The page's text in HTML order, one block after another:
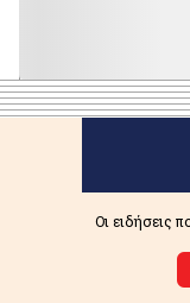
Οι ειδήσεις